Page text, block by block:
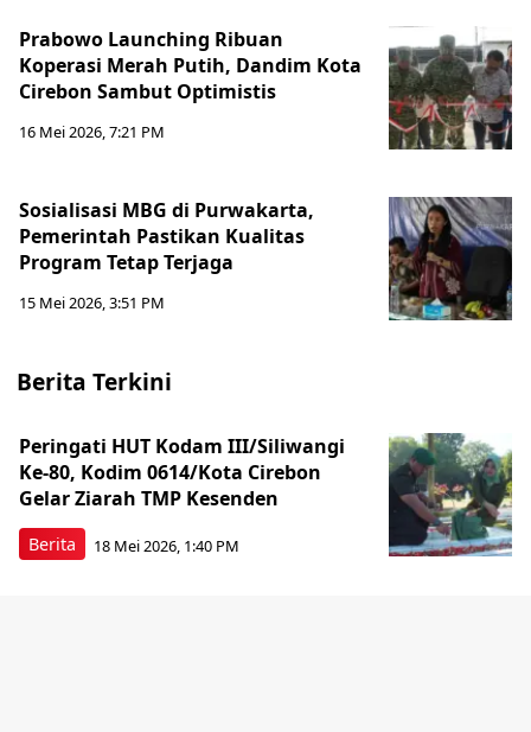
Prabowo Launching Ribuan
Koperasi Merah Putih, Dandim Kota
Cirebon Sambut Optimistis
16 Mei 2026, 7:21 PM
Sosialisasi MBG di Purwakarta,
Pemerintah Pastikan Kualitas
Program Tetap Terjaga
15 Mei 2026, 3:51 PM
Berita Terkini
Berita
Peringati HUT Kodam III/Siliwangi
Ke-80, Kodim 0614/Kota Cirebon
Gelar Ziarah TMP Kesenden
18 Mei 2026, 1:40 PM